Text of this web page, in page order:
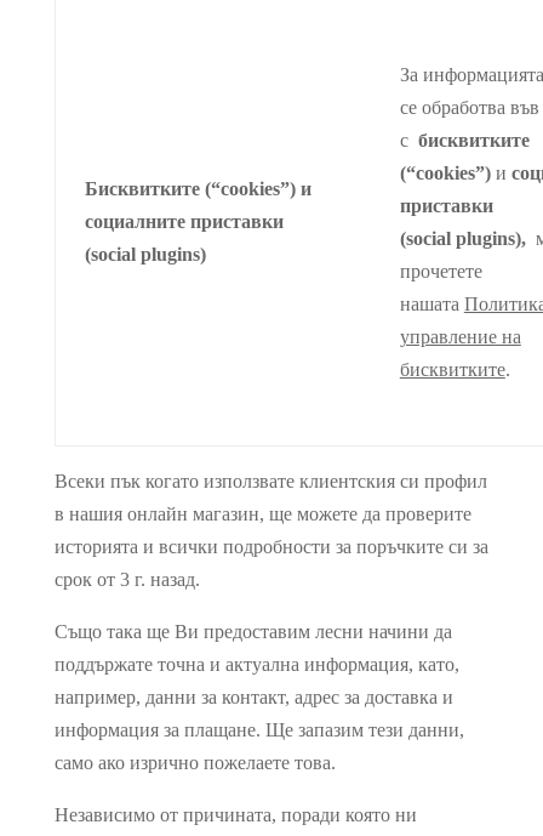
Бисквитките (“cookies”) и
социалните приставки
(social plugins)
За
се обработва във
с бисквитките
(“cookies”)и
приставки
(social plugins),
прочетете
нашата
управление на
бисквитките.
Всеки пък когато използвате клиентския си профил
в нашия онлайн магазин, ще можете да проверите
историята и всички подробности за поръчките си за
срок от 3 г. назад.
Също така ще Ви предоставим лесни начини да
поддържате точна и актуална информация, като,
например, данни за контакт, адрес за доставка и
информация за плащане. Ще запазим тези данни,
само ако изрично пожелаете това.
Независимо от причината, поради която ни